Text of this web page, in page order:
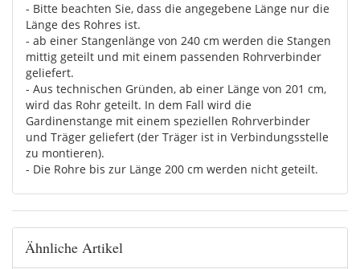
- Bitte beachten Sie, dass die angegebene Länge nur die
Länge des Rohres ist.
- ab einer Stangenlänge von 240 cm werden die Stangen
mittig geteilt und mit einem passenden Rohrverbinder
geliefert.
- Aus technischen Gründen, ab einer Länge von 201 cm,
wird das Rohr geteilt. In dem Fall wird die
Gardinenstange mit einem speziellen Rohrverbinder
und Träger geliefert (der Träger ist in Verbindungsstelle
zu montieren).
- Die Rohre bis zur Länge 200 cm werden nicht geteilt.
Ähnliche Artikel